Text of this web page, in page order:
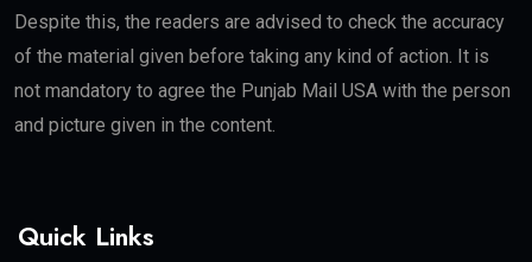
Despite this, the readers are advised to check the accuracy
of the material given before taking any kind of action. It is
not mandatory to agree the Punjab Mail USA with the person
and picture given in the content.
Quick Links